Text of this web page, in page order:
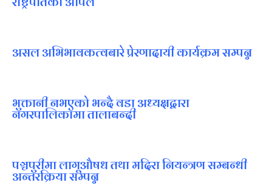
असल अभिभावकत्वबारे प्रेरणादायी कार्यक्रम सम्पन्न
भुक्तानी नभएको भन्दै वडा अध्यक्षद्वारा
नगरपालिकामा तालाबन्दी
पञ्चपुरीमा लागूऔषध तथा मदिरा नियन्त्रण सम्बन्धी
अन्तरक्रिया सम्पन्न